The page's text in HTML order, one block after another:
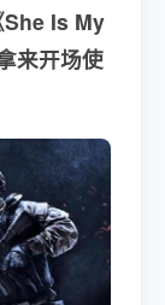
She Is My
来开场使